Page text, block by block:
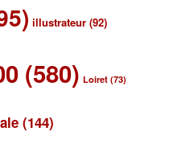
illustrateur (92)
(580) Loiret (73)
(144)